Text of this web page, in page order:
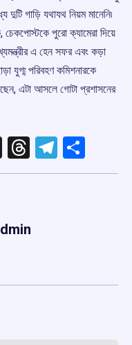
দুটি গাড়ি যথাযথ নিয়ম মানেনি৷
চেকপোস্টকে পুরো ক্যামেরা দিয়ে
এ হেন সফর এবং কড়া
যুগ্ম পরিবহণ কমিশনারকে
এটা আসলে গোটা প্রশাসনের
X Threads